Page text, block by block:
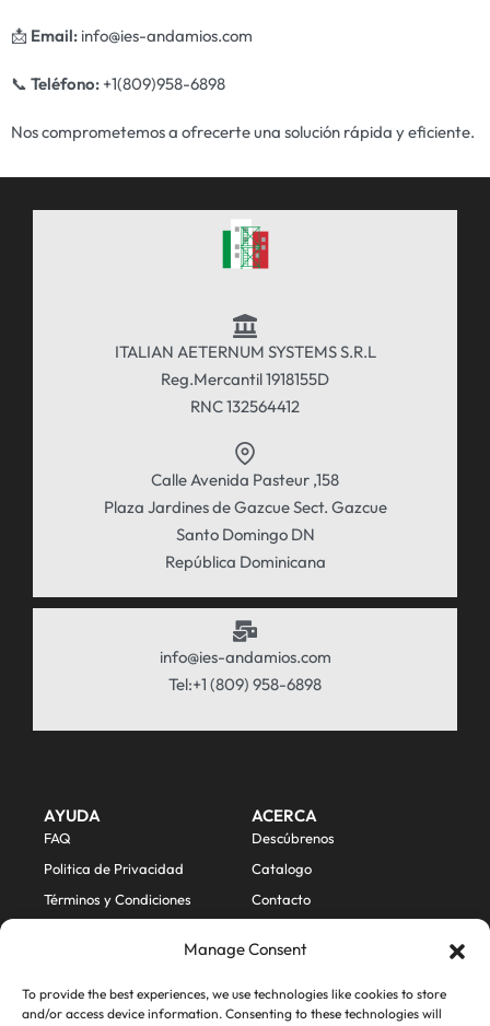
Manage Consent
To provide the best experiences, we use technologies like cookies to store
and/or access device information. Consenting to these technologies will
📩 Email: info@ies-andamios.com
📞 Teléfono: +1(809)958-6898
Nos comprometemos a ofrecerte una solución rápida y eficiente.
ITALIAN AETERNUM SYSTEMS S.R.L
Reg.Mercantil 1918155D
RNC 132564412
Calle Avenida Pasteur ,158
Plaza Jardines de Gazcue Sect. Gazcue
Santo Domingo DN
República Dominicana
info@ies-andamios.com
Tel:+1 (809) 958-6898
AYUDA
FAQ
Politica de Privacidad
Términos y Condiciones
ACERCA
Descúbrenos
Catalogo
Contacto